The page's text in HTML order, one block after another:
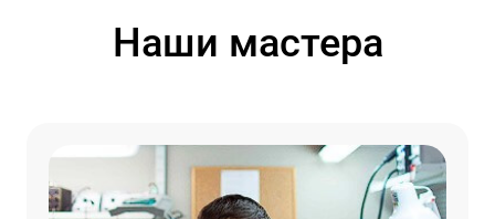
Наши мастера